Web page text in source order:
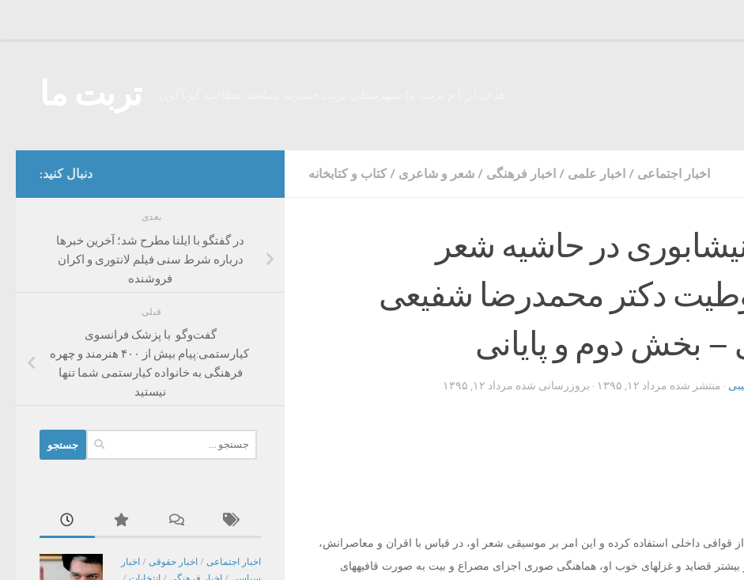
اخبار اجتماعی / اخبار علمی / اخبار فرهنگی / شعر و شاعری / کتاب و کتابخانه
در حاشیه شعر
دکتر محمدرضا شفیعی
– بخش دوم و پایانی
· منتشر شده مرداد ۱۲, ۱۳۹۵ · بروزرسانی شده مرداد ۱۲, ۱۳۹۵
از قوافی داخلی استفاده کرده و این امر بر موسیقی شعر او، در قیاس با اقران و معاصرانش،
قصاید و غزلهای خوب او، هماهنگی صوری اجزای مصراع و بیت به صورت قافیه‏های
دنبال کنید:
بعدی
در گفتگو با ایلنا مطرح شد؛ آخرین خبرها
درباره شرط سنی فیلم لانتوری و اکران
فروشنده
قبلی
گفت‌و‌گو با پزشک فرانسوی
کیارستمی:پیام بیش از ۴۰۰ هنرمند و چهره
فرهنگی به خانواده کیارستمی شما تنها
نیستید
برای:
اخبار اجتماعی / اخبار حقوقی / اخبار